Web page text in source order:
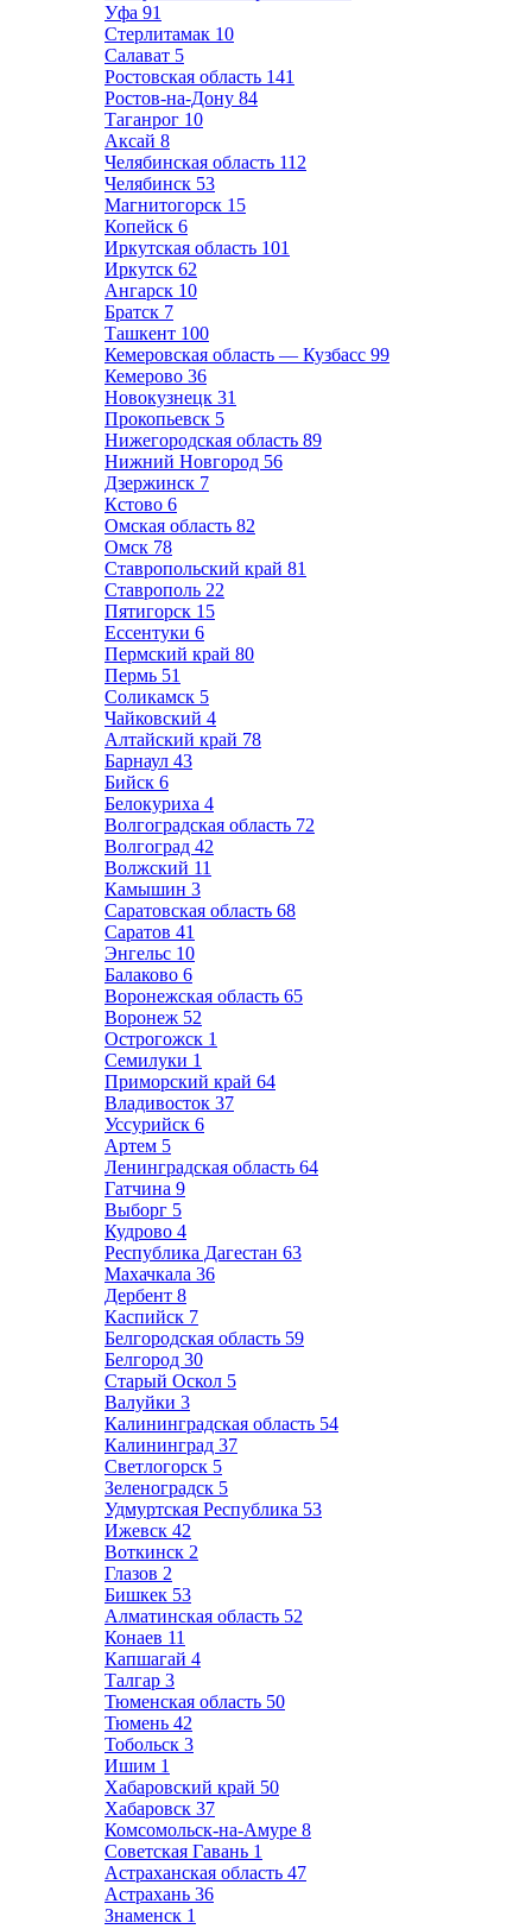
Уфа 91
Стерлитамак 10
Салават 5
Ростовская область 141
Ростов-на-Дону 84
Таганрог 10
Аксай 8
Челябинская область 112
Челябинск 53
Магнитогорск 15
Копейск 6
Иркутская область 101
Иркутск 62
Ангарск 10
Братск 7
Ташкент 100
Кемеровская область — Кузбасс 99
Кемерово 36
Новокузнецк 31
Прокопьевск 5
Нижегородская область 89
Нижний Новгород 56
Дзержинск 7
Кстово 6
Омская область 82
Омск 78
Ставропольский край 81
Ставрополь 22
Пятигорск 15
Ессентуки 6
Пермский край 80
Пермь 51
Соликамск 5
Чайковский 4
Алтайский край 78
Барнаул 43
Бийск 6
Белокуриха 4
Волгоградская область 72
Волгоград 42
Волжский 11
Камышин 3
Саратовская область 68
Саратов 41
Энгельс 10
Балаково 6
Воронежская область 65
Воронеж 52
Острогожск 1
Семилуки 1
Приморский край 64
Владивосток 37
Уссурийск 6
Артем 5
Ленинградская область 64
Гатчина 9
Выборг 5
Кудрово 4
Республика Дагестан 63
Махачкала 36
Дербент 8
Каспийск 7
Белгородская область 59
Белгород 30
Старый Оскол 5
Валуйки 3
Калининградская область 54
Калининград 37
Светлогорск 5
Зеленоградск 5
Удмуртская Республика 53
Ижевск 42
Воткинск 2
Глазов 2
Бишкек 53
Алматинская область 52
Конаев 11
Капшагай 4
Талгар 3
Тюменская область 50
Тюмень 42
Тобольск 3
Ишим 1
Хабаровский край 50
Хабаровск 37
Комсомольск-на-Амуре 8
Советская Гавань 1
Астраханская область 47
Астрахань 36
Знаменск 1